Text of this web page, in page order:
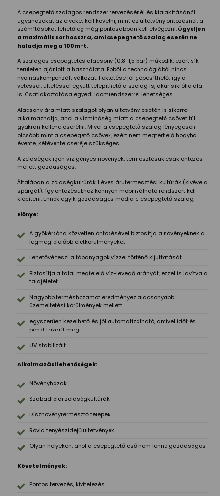
A csepegtető szalagos rendszer tervezésénél és kialakításánál
ugyanazokat az elveket kell követni, mint az ültetvény öntözésnél, a
számításokat lehetőleg még pontosabban kell elvégezni.Ügyeljen
a maximális sorhosszra, ami csepegtető szalag esetén ne
haladja meg a 100m-t.
A szalagos csepegtetés alacsony (0,8-1,5 bar) működik, ezért sík
területen ajánlott a használata. Ebből a technológiából nincs
nyomáskompenzált változat. Fektetése jól gépesíthető, így a
vetéssel, ültetéssel együtt telepíthető a szalag is, akár síkfólia alá
is. Csatlakoztatása egyedi idomrendszerrel lehetséges.
Alacsony ára miatt szalagot olyan ültetvény esetén is sikerrel
alkalmazhatja, ahol a vízminőség miatt a csepegtető csövet túl
gyakran kellene cserélni. Mivel a csepegtető szalag lényegesen
olcsóbb mint a csepegető csövek, ezért nem megterhelő hogyha
évente, kétévente cseréje szükséges.
A zöldségek igen vízigényes növények, termesztésük csak öntözés
mellett gazdaságos.
Általában a zöldségkultúrák 1 éves árutermesztési kultúrák (kivéve a
spárgát), így öntözésükhöz könnyen mobilizálható rendszert kell
kiépíteni. Ennek egyik gazdaságos módja a csepegtető szalag.
Előnye:
A gyökérzóna közvetlen öntözésével biztosítja a növényeknek a
legmegfelelőbb életkörülményeket
Lehetővé teszi a tápanyagok vízzel történő kijuttatását
Biztosítja a talaj megfelelő víz-levegő arányát, ezzel is javítva a
talajéletet
Nagyobb terméshozamot eredményez alacsonyabb
üzemeltetési körülmények mellett
egyszerűen kezelhető és jól automatizálható, amivel időt és
pénzt takarít meg
UV stabilizált
Alkalmazási lehetőségek:
Növényházak
Szabadföldi zöldségkultúrák
Dísznövénytermesztő telepek
Rövid tenyészidejű ültetvények
Olyan helyeken, ahol a csepegtető cső nem lenne gazdaságos
Követelmények:
Pontos tervezés, kivitelezés